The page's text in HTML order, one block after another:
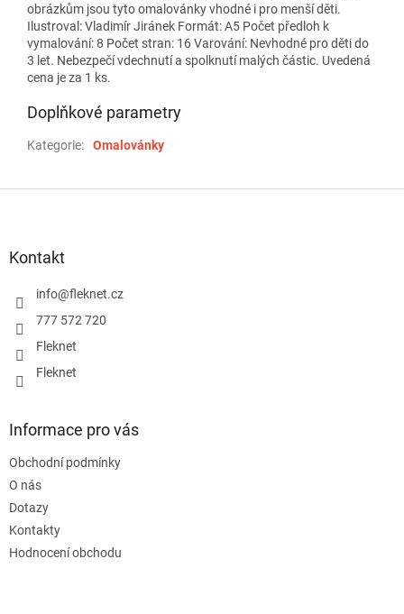
obrázkům jsou tyto omalovánky vhodné i pro menší děti.
Ilustroval: Vladimír Jiránek Formát: A5 Počet předloh k
vymalování: 8 Počet stran: 16 Varování: Nevhodné pro děti do
3 let. Nebezpečí vdechnutí a spolknutí malých částic. Uvedená
cena je za 1 ks.
Doplňkové parametry
Kategorie: Omalovánky
Kontakt
info@fleknet.cz
777 572 720
Fleknet
Fleknet
Informace pro vás
Obchodní podmínky
O nás
Dotazy
Kontakty
Hodnocení obchodu